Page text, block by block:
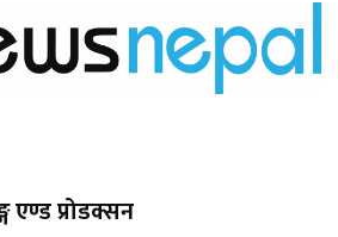
एण्ड प्रोडक्सन